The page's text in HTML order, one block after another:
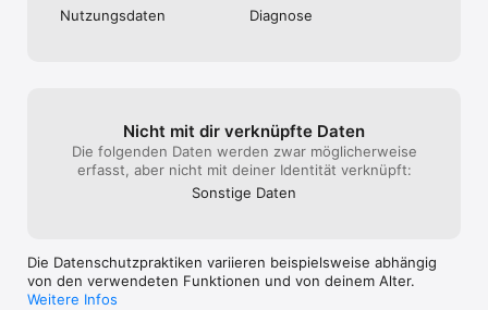
Nutzungs­daten Diagnose
Nicht mit dir verknüpfte Daten
Die folgenden Daten werden zwar möglicherweise
erfasst, aber nicht mit deiner Identität verknüpft:
Sonstige Daten
Die Datenschutzpraktiken variieren beispielsweise abhängig
von den verwendeten Funktionen und von deinem Alter.
Weitere Infos